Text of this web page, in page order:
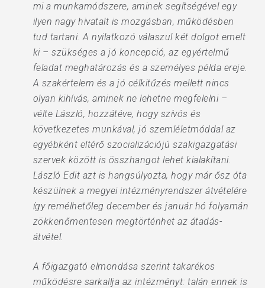
mi a munkamódszere, aminek segítségével egy
ilyen nagy hivatalt is mozgásban, működésben
tud tartani. A nyilatkozó válaszul két dolgot emelt
ki – szükséges a jó koncepció, az egyértelmű
feladat meghatározás és a személyes példa ereje.
A szakértelem és a jó célkitűzés mellett nincs
olyan kihívás, aminek ne lehetne megfelelni –
vélte László, hozzátéve, hogy szívós és
következetes munkával, jó szemléletmóddal az
egyébként eltérő szocializációjú szakigazgatási
szervek között is összhangot lehet kialakítani.
László Edit azt is hangsúlyozta, hogy már ősz óta
készülnek a megyei intézményrendszer átvételére
így remélhetőleg december és január hó folyamán
zökkenőmentesen megtörténhet az átadás-
átvétel.
A főigazgató elmondása szerint takarékos
működésre sarkallja az intézményt: talán ennek is